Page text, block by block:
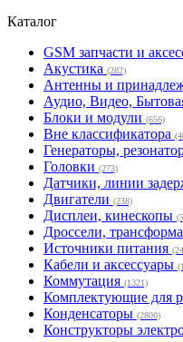
Каталог
GSM запчасти и
Акустика (282)
Антенны и
Аудио, Видео,
Блоки и модули (656)
Вне классификатора
Генераторы,
Головки (273)
Датчики, линии
Двигатели (238)
Дисплеи, кинескопы
Дроссели,
Источники питания
Кабели и аксессуары
Коммутация (1321)
Комплектующие для
Конденсаторы (2800)
Конструкторы